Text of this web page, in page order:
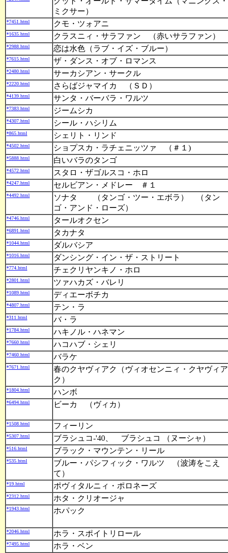
ミクサー）
*7451.html クモ・ツォアニ
*1635.html クラスニィ・サラファン （赤いサラファン）
*2988.html 恋は水色（ラブ・イズ・ブルー）
*7615.html ザ・ダンス・オブ・ロマンス
*2480.html サーカシアン・サークル
*2220.html さらばジャマイカ （ＳＤ）
*4139.html サンタ・バーバラ・ワルツ
*7383.html ジームシカ
*4307.html シール・ハシリム
*865.html シェリト・リンド
*4502.html ショプスカ・ラチェニッツァ （＃１)
*5888.html 白いバラのタンゴ
*4572.html スタロ・ザゴルスコ・ホロ
*4247.html セルビアン・メドレー ＃１
*4492.html
ソナタ （タンゴ・ツー・エボラ） （タン
ゴ・アンド・ローズ）
*4746.html タールオクセン
*6891.html タカナタ
*1044.html ダルバシア
*1016.html ダンシング・イン・ザ・ストリート
*774.html チェクリヤンキノ・ホロ
*2801.html ツァハカズ・バレリ
*1089.html ディエーボチカ
*4807.html テン・ラ
*311.html バ・ラ
*1784.html ハキノル・ハネマン
*7660.html ハコハブ・シェリ
*7460.html バラケ
*7671.html
春のクヤヴィアク（ヴィオセンニィ・クヤヴィア
ク）
*1804.html ハンボ
*6494.html ビーカ （ヴィカ）
*1508.html フィーリン
*5307.html ブラシュコ-'40、 ブラシュコ （ヌーシャ）
*516.html ブラック・マウンテン・リール
*535.html
ブルー・パシフィック・ワルツ （波涛をこえ
て）
*19.html ポヴィタルニィ・ポロネーズ
*2312.html ホタ・クリオージャ
*1943.html ホパック
*2046.html ホラ・スポイトリロール
*7495.html ホラ・ベン